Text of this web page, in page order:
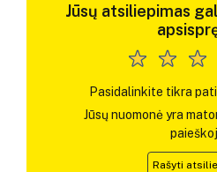
Jūsų atsiliepimas
Pasidalinkite tikra
Jūsų nuomonė yra
Rašyti